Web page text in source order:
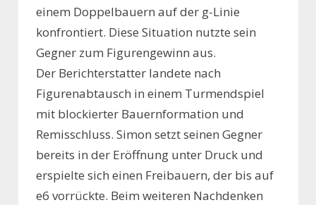
einem Doppelbauern auf der g-Linie
konfrontiert. Diese Situation nutzte sein
Gegner zum Figurengewinn aus.
Der Berichterstatter landete nach
Figurenabtausch in einem Turmendspiel
mit blockierter Bauernformation und
Remisschluss. Simon setzt seinen Gegner
bereits in der Eröffnung unter Druck und
erspielte sich einen Freibauern, der bis auf
e6 vorrückte. Beim weiteren Nachdenken